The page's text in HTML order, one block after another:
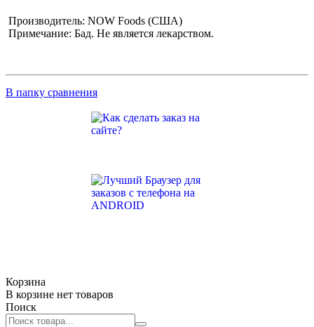
Производитель: NOW Foods (США)
Примечание: Бад. Не является лекарством.
В папку сравнения
Корзина
В корзине нет товаров
Поиск